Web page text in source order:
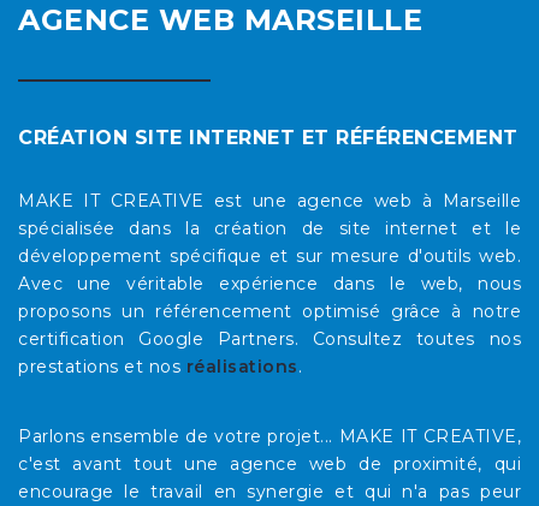
AGENCE WEB MARSEILLE
CRÉATION SITE INTERNET ET RÉFÉRENCEMENT
MAKE IT CREATIVE est une agence web à Marseille
spécialisée dans la création de site internet et le
développement spécifique et sur mesure d'outils web.
Avec une véritable expérience dans le web, nous
proposons un référencement optimisé grâce à notre
certification Google Partners. Consultez toutes nos
prestations et nos réalisations.
Parlons ensemble de votre projet... MAKE IT CREATIVE,
c'est avant tout une agence web de proximité, qui
encourage le travail en synergie et qui n'a pas peur